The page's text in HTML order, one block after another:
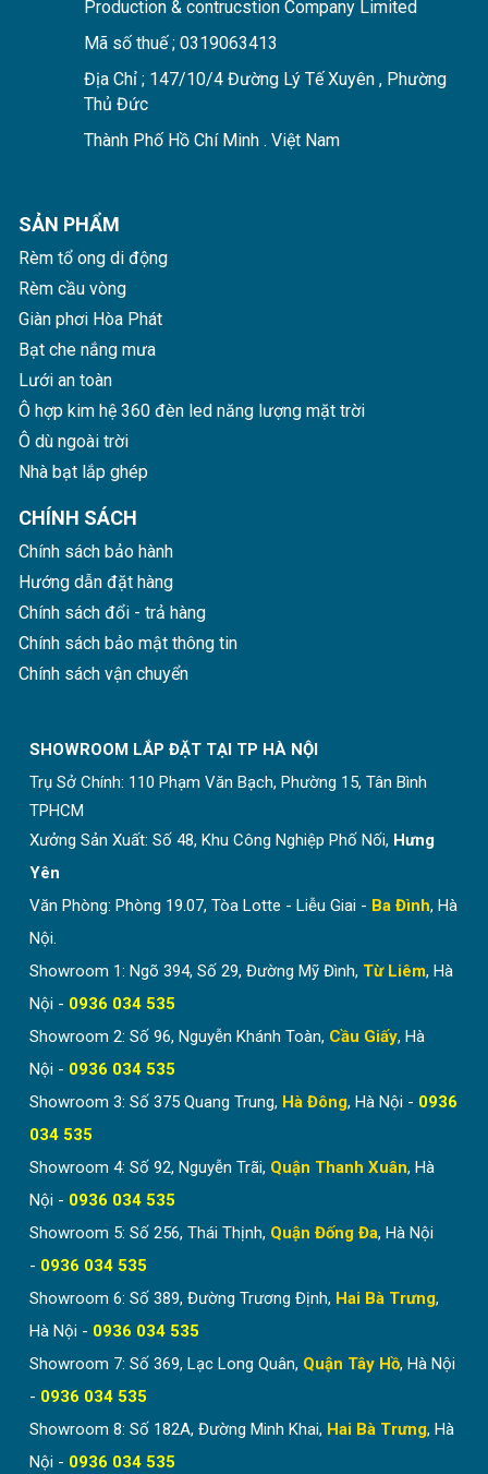
Production & contrucstion Company Limited
Mã số thuế ; 0319063413
Địa Chỉ ; 147/10/4 Đường Lý Tế Xuyên , Phường
Thủ Đức
Thành Phố Hồ Chí Minh . Việt Nam
SẢN PHẨM
Rèm tổ ong di động
Rèm cầu vòng
Giàn phơi Hòa Phát
Bạt che nắng mưa
Lưới an toàn
Ô hợp kim hệ 360 đèn led năng lượng mặt trời
Ô dù ngoài trời
Nhà bạt lắp ghép
CHÍNH SÁCH
Chính sách bảo hành
Hướng dẫn đặt hàng
Chính sách đổi - trả hàng
Chính sách bảo mật thông tin
Chính sách vận chuyển
SHOWROOM LẮP ĐẶT TẠI TP HÀ NỘI
Trụ Sở Chính: 110 Phạm Văn Bạch, Phường 15, Tân Bình
TPHCM
Xưởng Sản Xuất: Số 48, Khu Công Nghiệp Phố Nối, Hưng
Yên
Văn Phòng: Phòng 19.07, Tòa Lotte - Liễu Giai - Ba Đình, Hà
Nội.
Showroom 1: Ngõ 394, Số 29, Đường Mỹ Đình, Từ Liêm, Hà
Nội - 0936 034 535
Showroom 2: Số 96, Nguyễn Khánh Toàn, Cầu Giấy, Hà
Nội - 0936 034 535
Showroom 3: Số 375 Quang Trung, Hà Đông, Hà Nội - 0936
034 535
Showroom 4: Số 92, Nguyễn Trãi, Quận Thanh Xuân, Hà
Nội - 0936 034 535
Showroom 5: Số 256, Thái Thịnh, Quận Đống Đa, Hà Nội
- 0936 034 535
Showroom 6: Số 389, Đường Trương Định, Hai Bà Trưng,
Hà Nội - 0936 034 535
Showroom 7: Số 369, Lạc Long Quân, Quận Tây Hồ, Hà Nội
- 0936 034 535
Showroom 8: Số 182A, Đường Minh Khai, Hai Bà Trưng, Hà
Nội - 0936 034 535